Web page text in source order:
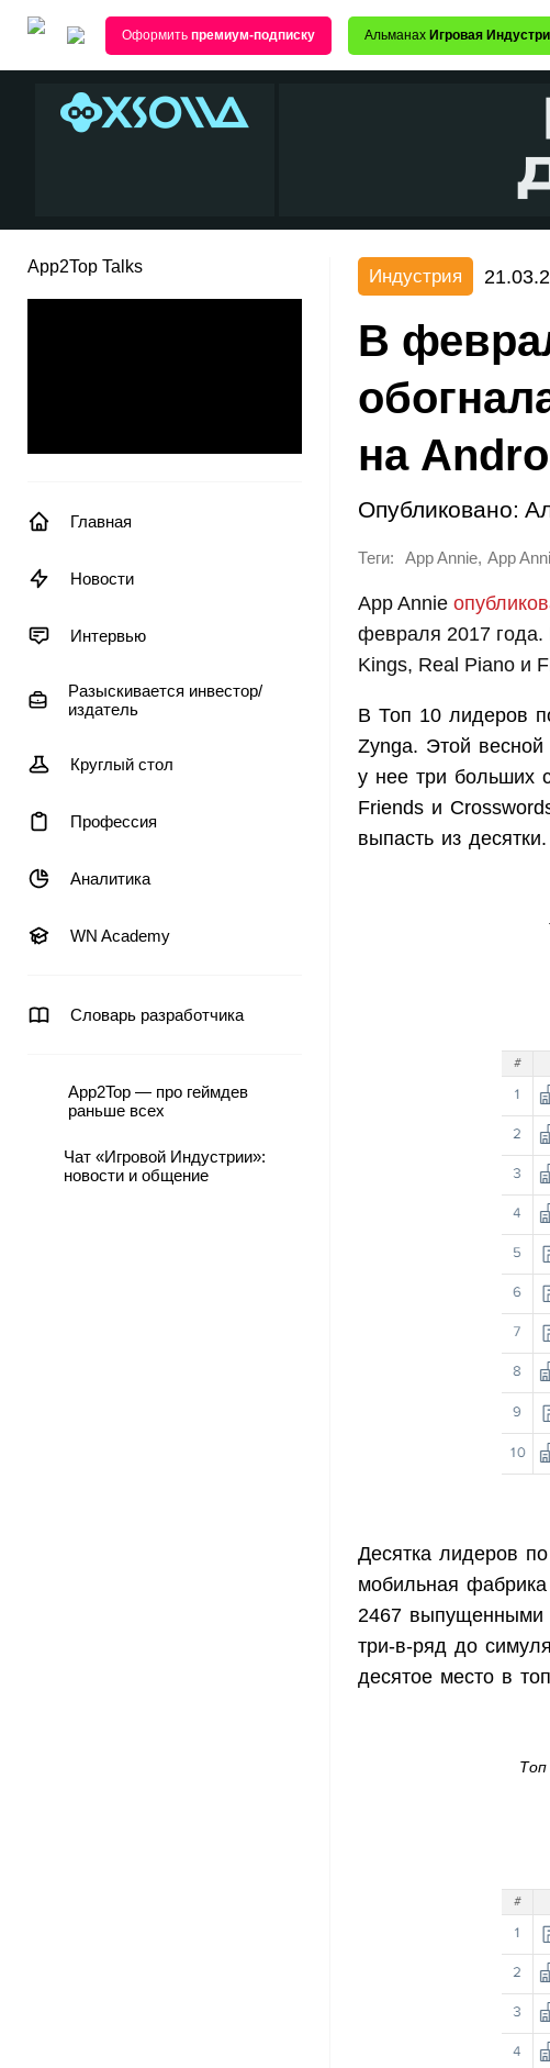
Оформить премиум-подписку Альманах Игровая
App2Top Talks
Главная
Новости
Интервью
Разыскивается инвестор/
издатель
Круглый стол
Профессия
Аналитика
WN Academy
Словарь разработчика
App2Top — про геймдев
раньше всех
Чат «Игровой Индустрии»:
новости и общение
Индустрия
В
на
Опубликовано:
Теги: App Annie, App
App Annie
февраля 2017
Kings, Real Piano и
В Топ 10 лидеров
Zynga. Этой
у нее три больших
Friends и
выпасть из десятки.
Десятка лидеров
мобильная фабрика
2467 выпущенными
три-в-ряд до
десятое место в
Топ